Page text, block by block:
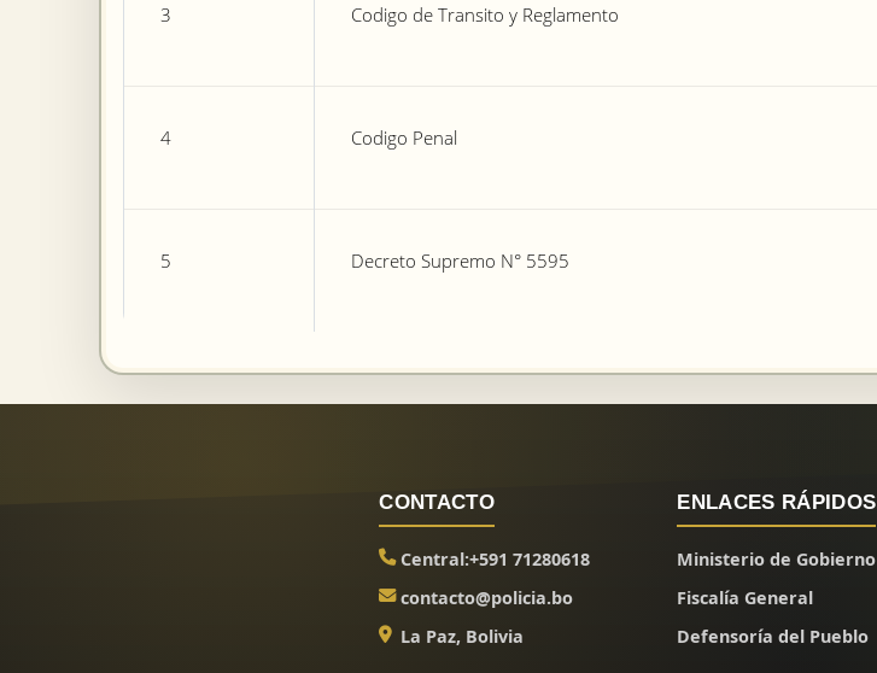
3 Codigo de Transito y Reglamento
4 Codigo Penal
5 Decreto Supremo N° 5595
CONTACTO
Central:+591 71280618
contacto@policia.bo
La Paz, Bolivia
ENLACES RÁPIDOS
Ministerio de Gobierno
Fiscalía General
Defensoría del Pueblo